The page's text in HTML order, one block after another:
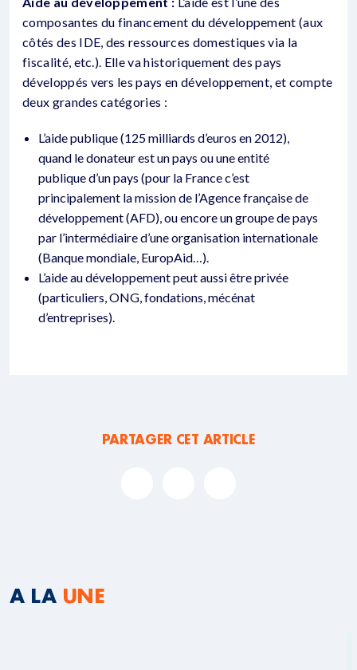
composantes du financement du développement (aux
côtés des IDE, des ressources domestiques via la
fiscalité, etc.). Elle va historiquement des pays
développés vers les pays en développement, et compte
deux grandes catégories :
L’aide publique (125 milliards d’euros en 2012),
quand le donateur est un pays ou une entité
publique d’un pays (pour la France c’est
principalement la mission de l’Agence française de
développement (AFD), ou encore un groupe de pays
par l’intermédiaire d’une organisation internationale
(Banque mondiale, EuropAid…).
L’aide au développement peut aussi être privée
(particuliers, ONG, fondations, mécénat
d’entreprises).
PARTAGER CET ARTICLE
A LA UNE